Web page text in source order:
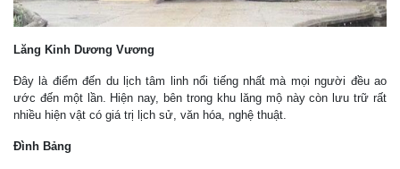
Lăng Kinh Dương Vương
Đây là điểm đến du lịch tâm linh nổi tiếng nhất mà mọi người đều ao
ước đến một lần. Hiện nay, bên trong khu lăng mộ này còn lưu trữ rất
nhiều hiện vật có giá trị lịch sử, văn hóa, nghệ thuật.
Đình Bảng